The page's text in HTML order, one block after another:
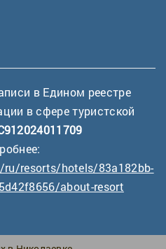
в Едином реестре
в сфере туристской
resorts/hotels/83a182bb-
about-resort